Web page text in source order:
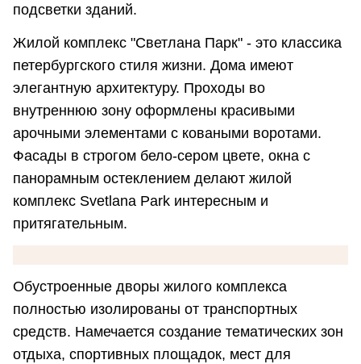
подсветки зданий.
Жилой комплекс "Светлана Парк" - это классика
петербургского стиля жизни. Дома имеют
элегантную архитектуру. Проходы во
внутреннюю зону оформлены красивыми
арочными элементами с коваными воротами.
Фасады в строгом бело-сером цвете, окна с
панорамным остеклением делают жилой
комплекс Svetlana Park интересным и
притягательным.
Обустроенные дворы жилого комплекса
полностью изолированы от транспортных
средств. Намечается создание тематических зон
отдыха, спортивных площадок, мест для